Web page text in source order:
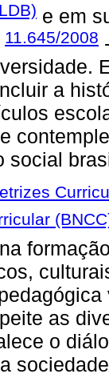
e em
11.645/2008
a
social
as
o